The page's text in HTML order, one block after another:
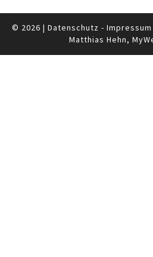
© 2026 | Datenschutz - Impressum
Matthias Hehn,